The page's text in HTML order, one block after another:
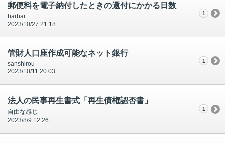
郵便料を電子納付したときの還付にかかる日数
barbar
2023/10/27 21:18
1
管財人口座作成可能なネット銀行
sanshirou
2023/10/11 20:03
1
法人の民事再生書式「再生債権認否書」
自由な感じ
2023/8/9 12:26
1